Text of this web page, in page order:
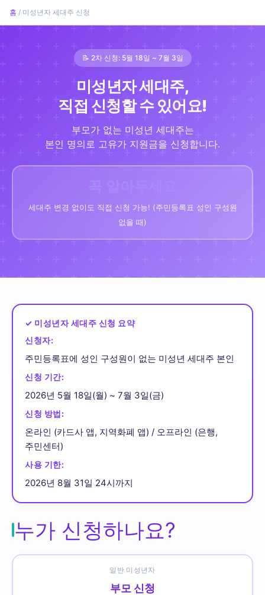
홈 / 미성년자 세대주 신청
📝 2차 신청: 5월 18일 ~ 7월 3일
미성년자 세대주,
직접 신청할 수 있어요!
부모가 없는 미성년 세대주는
본인 명의로 고유가 지원금을 신청합니다.
세대주 변경 없이도 직접 신청 가능! (주민등록표 성인 구성원
없을 때)
✓ 미성년자 세대주 신청 요약
신청자:
주민등록표에 성인 구성원이 없는 미성년 세대주 본인
신청 기간:
2026년 5월 18일(월) ~ 7월 3일(금)
신청 방법:
온라인 (카드사 앱, 지역화폐 앱) / 오프라인 (은행,
주민센터)
사용 기한:
2026년 8월 31일 24시까지
누가 신청하나요?
일반 미성년자
부모 신청